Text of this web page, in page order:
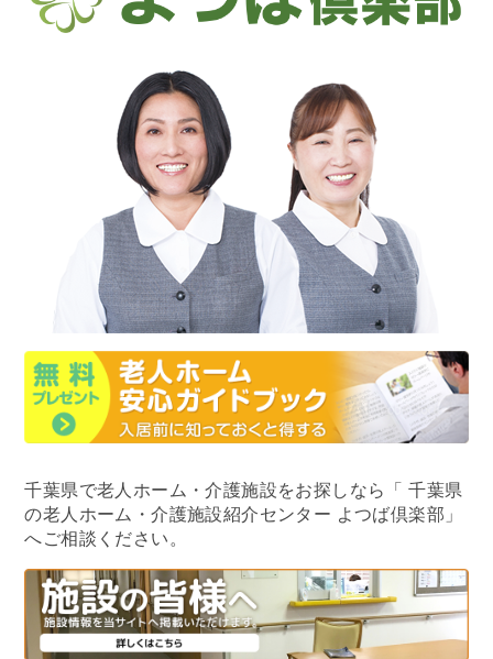
千葉県で老人ホーム・介護施設をお探しなら
「 千葉県
の老人ホーム・介護施設紹介センター よつば倶楽部」
へご相談ください。